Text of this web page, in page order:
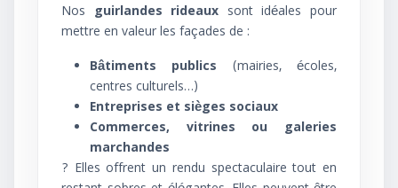
Nos guirlandes rideaux sont idéales pour
mettre en valeur les façades de :
Bâtiments publics (mairies, écoles,
centres culturels…)
Entreprises et sièges sociaux
Commerces, vitrines ou galeries
marchandes
? Elles offrent un rendu spectaculaire tout en